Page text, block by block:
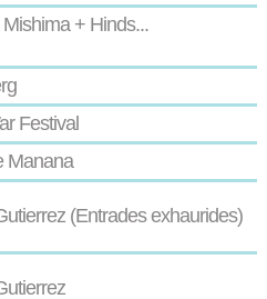
+ Hinds...
Festival
Manana
(Entrades exhaurides)